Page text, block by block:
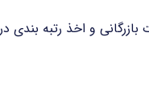
و اخذ رتبه بندی در کمترین